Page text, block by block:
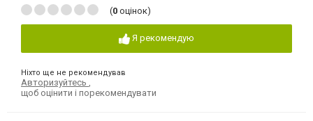
(0 оцінок)
Я рекомендую
Ніхто ще не рекомендував
Авторизуйтесь
щоб оцінити і порекомендувати